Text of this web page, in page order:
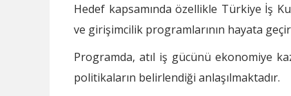
Hedef kapsamında özellikle Türkiye İş
ve girişimcilik programlarının hayata
Programda, atıl iş gücünü ekonomiye
politikaların belirlendiği anlaşılmaktadır.